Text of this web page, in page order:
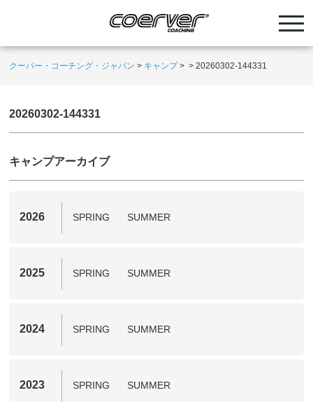
クーバー・コーチング・ジャパン > キャンプ> >20260302-144331
20260302-144331
キャンプアーカイブ
2026 SPRING SUMMER
2025 SPRING SUMMER
2024 SPRING SUMMER
2023 SPRING SUMMER